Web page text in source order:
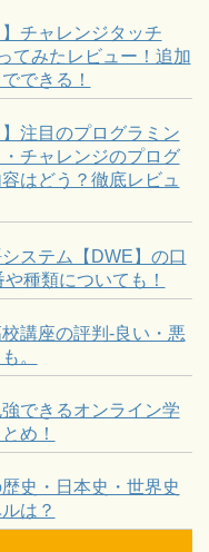
】チャレンジタッチ
てみたレビュー！追加
できる！
】注目のプログラミン
チャレンジのプログ
はどう？徹底レビュ
ステム【DWE】の口
種類についても！
講座の評判-良い・悪
。
強できるオンライン学
め！
史・日本史・世界史
は？